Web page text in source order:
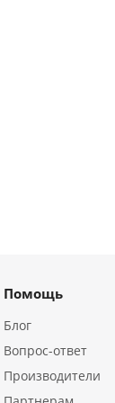
Помощь
Блог
Вопрос-ответ
Производители